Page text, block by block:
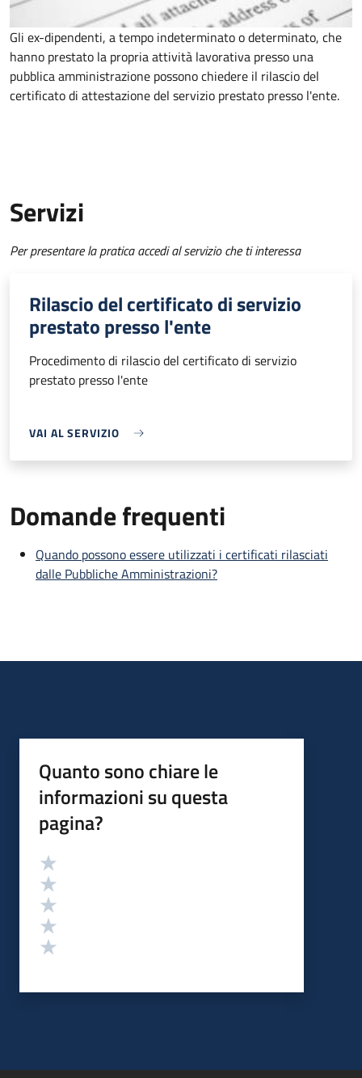
Gli ex-dipendenti, a tempo indeterminato o determinato, che
hanno prestato la propria attività lavorativa presso una
pubblica amministrazione possono chiedere il rilascio del
certificato di attestazione del servizio prestato presso l'ente.
Servizi
Per presentare la pratica accedi al servizio che ti interessa
Rilascio del certificato di servizio
prestato presso l'ente
Procedimento di rilascio del certificato di servizio
prestato presso l'ente
VAI AL SERVIZIO
Domande frequenti
Quando possono essere utilizzati i certificati rilasciati
dalle Pubbliche Amministrazioni?
Quanto sono chiare le
informazioni su questa
pagina?
Valutazione